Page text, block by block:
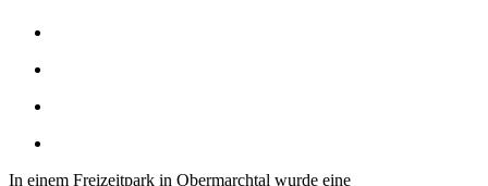
In einem Freizeitpark in Obermarchtal wurde eine